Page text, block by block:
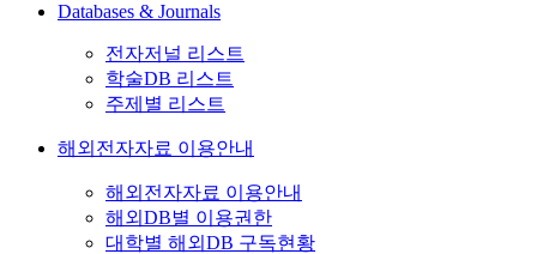
Databases & Journals
전자저널 리스트
학술DB 리스트
주제별 리스트
해외전자자료 이용안내
해외전자자료 이용안내
해외DB별 이용권한
대학별 해외DB 구독현황